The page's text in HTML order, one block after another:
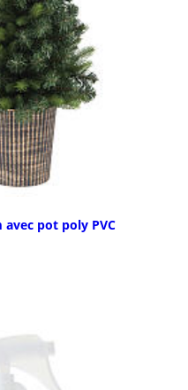
pot poly PVC